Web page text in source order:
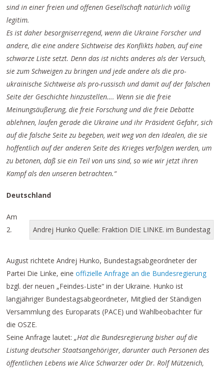
sind in einer freien und offenen Gesellschaft natürlich völlig
legitim.
Es ist daher besorgniserregend, wenn die Ukraine Forscher und
andere, die eine andere Sichtweise des Konflikts haben, auf eine
schwarze Liste setzt. Denn das ist nichts anderes als der Versuch,
sie zum Schweigen zu bringen und jede andere als die pro-
ukrainische Sichtweise als pro-russisch und damit auf der falschen
Seite der Geschichte hinzustellen…. Wenn sie die freie
Meinungsäußerung, die freie Forschung und die freie Debatte
ablehnen, laufen gerade die Ukraine und ihr Präsident Gefahr, sich
auf die falsche Seite zu begeben, weit weg von den Idealen, die sie
hoffentlich auf der anderen Seite des Krieges verfolgen werden, um
zu betonen, daß sie ein Teil von uns sind, so wie wir jetzt ihren
Kampf als den unseren betrachten.“
Deutschland
Andrej Hunko Quelle: Fraktion DIE LINKE. im Bundestag
Am
2.
August richtete Andrej Hunko, Bundestagsabgeordneter der
Partei Die Linke, eineoffizielle Anfrage an die Bundesregierung
bzgl. der neuen „Feindes-Liste“ in der Ukraine. Hunko ist
langjähriger Bundestagsabgeordneter, Mitglied der Ständigen
Versammlung des Europarats (PACE) und Wahlbeobachter für
die OSZE.
Seine Anfrage lautet:„Hat die Bundesregierung bisher auf die
Listung deutscher Staatsangehöriger, darunter auch Personen des
öffentlichen Lebens wie Alice Schwarzer oder Dr. Rolf Mützenich,